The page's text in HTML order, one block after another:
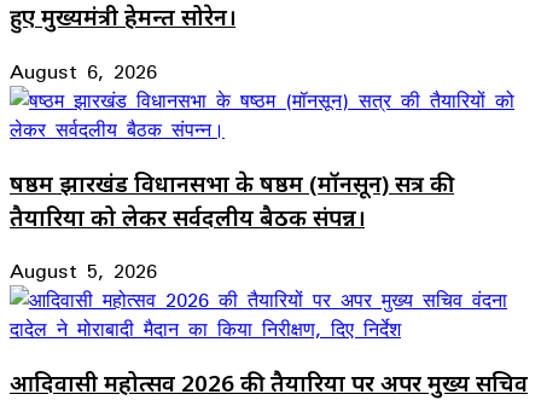
हुए मुख्यमंत्री हेमन्त सोरेन।
August 6, 2026
षष्ठम झारखंड विधानसभा के षष्ठम (मॉनसून) सत्र की
तैयारियों को लेकर सर्वदलीय बैठक संपन्न।
August 5, 2026
आदिवासी महोत्सव 2026 की तैयारियों पर अपर मुख्य सचिव